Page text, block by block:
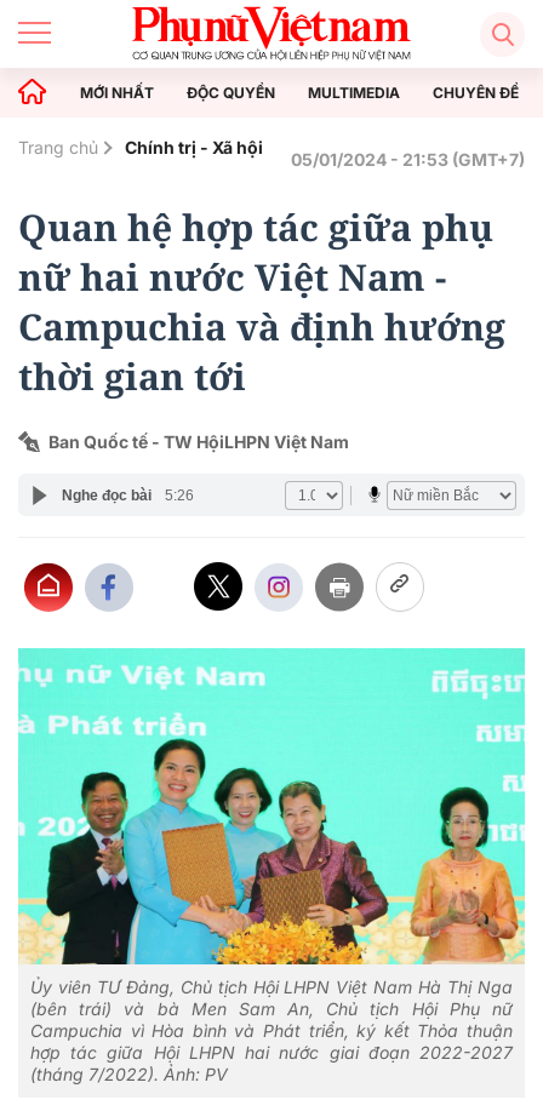
MỚI NHẤT ĐỘC QUYỀN MULTIMEDIA CHUYÊN ĐỀ
Trang chủ Chính trị - Xã hội
05/01/2024 - 21:53 (GMT+7)
Quan hệ hợp tác giữa phụ
nữ hai nước Việt Nam -
Campuchia và định hướng
thời gian tới
Ban Quốc tế - TW HộiLHPN Việt Nam
Nghe đọc bài 5:26
Ủy viên TƯ Đảng, Chủ tịch Hội LHPN Việt Nam Hà Thị Nga
(bên trái) và bà Men Sam An, Chủ tịch Hội Phụ nữ
Campuchia vì Hòa bình và Phát triển, ký kết Thỏa thuận
hợp tác giữa Hội LHPN hai nước giai đoạn 2022-2027
(tháng 7/2022). Ảnh: PV